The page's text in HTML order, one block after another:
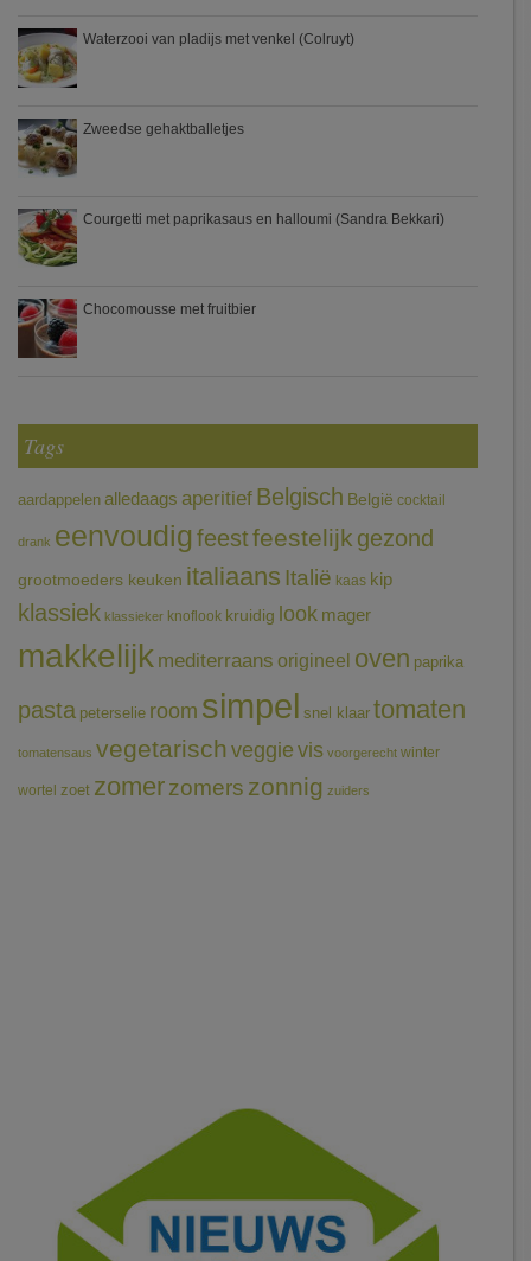
Waterzooi van pladijs met venkel (Colruyt)
Zweedse gehaktballetjes
Courgetti met paprikasaus en halloumi (Sandra Bekkari)
Chocomousse met fruitbier
Tags
aardappelen alledaags aperitief Belgisch België cocktail
drank eenvoudigfeestfeestelijk gezond
grootmoeders keuken italiaans Italië kaas kip
klassiek klassieker knoflook kruidig look mager
makkelijk mediterraans origineel oven paprika
pasta peterselie room simpel snel klaar tomaten
tomatensaus vegetarischveggie vis voorgerecht winter
wortel zoet zomerzomers zonnig zuiders